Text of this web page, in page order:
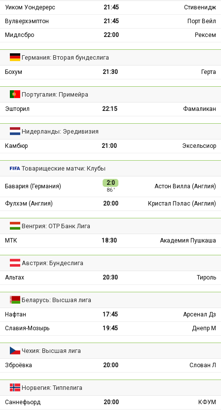
Уиком Уондерерс 21:45
Стивенидж
Вулверхэмптон
21:45
Порт Вейл
Мидлсбро
22:00 Рексем
Германия: Вторая бундеслига
Бохум 21:30 Герта
Португалия: Примейра
Эшторил 22:15 Фамаликан
Нидерланды: Эредивизия
Камбюр 21:00 Эксельсиор
Товарищеские матчи: Клубы
Бавария (Германия) 2:0
86 ′
Астон Вилла (Англия)
Фулхэм (Англия) 20:00 Кристал Пэлас (Англия)
Венгрия: ОТР Банк Лига
МТК 18:30 Академия Пушкаша
Австрия: Бундеслига
Альтах 20:30 Тироль
Беларусь: Высшая лига
Нафтан 17:45
Арсенал Дз
Славия-Мозырь
19:45 Днепр М
Чехия: Высшая лига
Зброёвка 20:00 Слован Л
Норвегия: Типпелига
Саннефьорд 20:00 КФУМ